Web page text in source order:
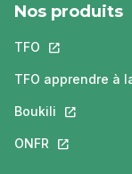
Nos produits
TFO Ce lien
TFO apprendre à
Boukili Ce lien
ONFR Ce lien